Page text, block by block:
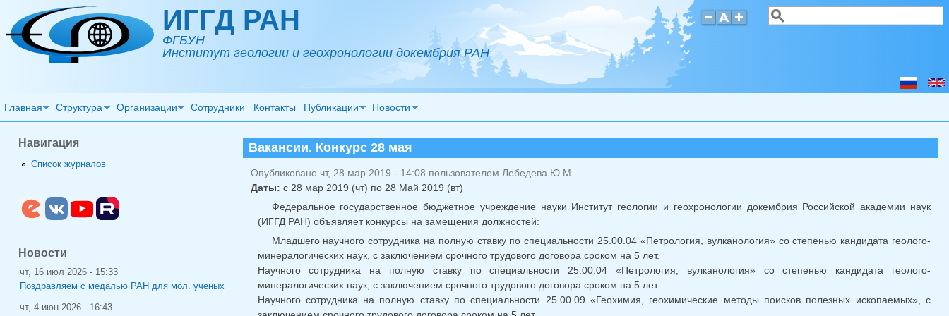
Перейти к основному содержанию ИГГД РАН
ФГБУН
Институт геологии и геохронологии докембрия РАН
Форма поиска
Поиск
Главная Структура Организации Сотрудники Контакты Публикации Новости
Вакансии. Конкурс 28 мая
Опубликовано чт, 28 мар 2019 - 14:08 пользователем Лебедева Ю.М.
Даты: с 28 мар 2019 (чт) по 28 Май 2019 (вт)
Федеральное государственное бюджетное учреждение науки Институт геологии и геохронологии докембрия Российской академии наук
(ИГГД РАН) объявляет конкурсы на замещения должностей:
Младшего научного сотрудника на полную ставку по специальности 25.00.04 «Петрология, вулканология» со степенью кандидата геолого-
минералогических наук, с заключением срочного трудового договора сроком на 5 лет.
Научного сотрудника на полную ставку по специальности 25.00.04 «Петрология, вулканология» со степенью кандидата геолого-
минералогических наук, с заключением срочного трудового договора сроком на 5 лет.
Научного сотрудника на полную ставку по специальности 25.00.09 «Геохимия, геохимические методы поисков полезных ископаемых», с
Навигация
Список журналов
Новости
чт, 16 июл 2026 - 15:33
Поздравляем с медалью РАН для мол. ученых
чт, 4 июн 2026 - 16:43